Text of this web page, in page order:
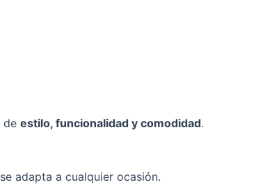
de estilo, funcionalidad y comodidad.
adapta a cualquier ocasión.